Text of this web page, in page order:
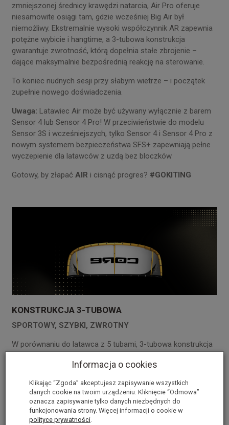
zmniejszonej średnicy krawędzi natarcia, Air Pro oferuje
niesamowite osiągi tam, gdzie wcześniej Big Air był
niemożliwy. Ekstremalnie wysoki współczynnik AR zapewnia
potężne wybicie i hangtime, a 3-tubowa konstrukcja
gwarantuje zwrotność, którą dopełnia stałe zbrojenie –
dające maksymalnie bezpośrednią reakcję na sterowanie.
To koniec nudnych sesji przy słabym wietrze – i początek
zupełnie nowego doświadczenia.
Uwaga: Latawiec Air może być używany wyłącznie z barem
Sensor 4 lub Sensor 4 Pro! W przeciwieństwie do modelu
Sensor 3S i wcześniejszych, tylko Sensor 4 i Sensor 4 Pro z
nowym systemem bezpieczeństwa SFS+ zapewniają pełne
wyczepienie dla latawców z uzdą bez bloczków
Gotowy, by złapać AIR i cisnąć progres? #GOKITING
KONSTRUKCJA 3-TUBOWA
SPORTOWY, SZYBKI, ZWROTNY
W porównaniu do latawca z 5 tubami, 3-tubowa konstrukcja
ogromna zaleta i jeszcze więcej frajdy, zwłaszcza przy
większych rozmiarach.
Informacja o cookies
Klikając “Zgoda” akceptujesz zapisywanie wszystkich
danych cookie na twoim urządzeniu. Kliknięcie “Odmowa”
oznacza zapisywanie tylko danych niezbędnych do
funkcjonowania strony. Więcej informacji o cookie w
polityce prywatności